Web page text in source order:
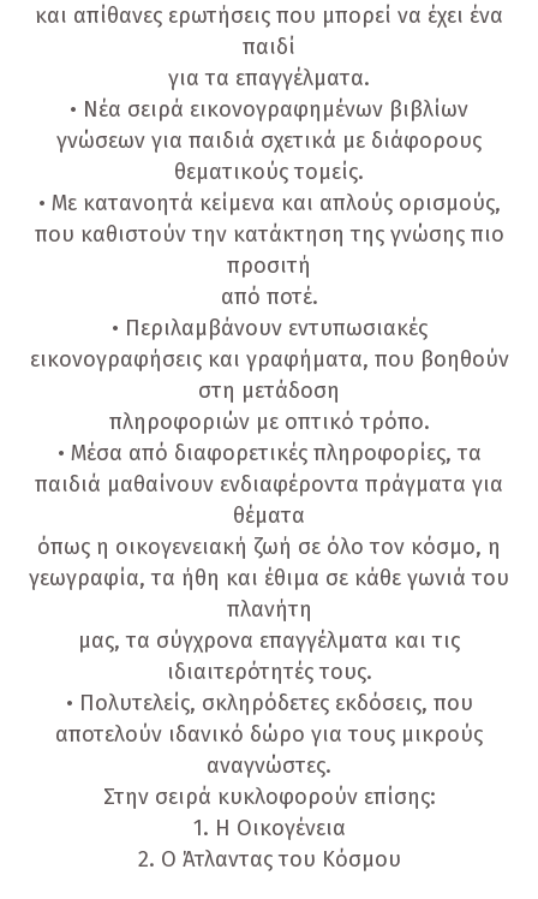
και απίθανες ερωτήσεις που μπορεί να έχει ένα
παιδί
για τα επαγγέλματα.
• Νέα σειρά εικονογραφημένων βιβλίων
γνώσεων για παιδιά σχετικά με διάφορους
θεματικούς τομείς.
• Με κατανοητά κείμενα και απλούς ορισμούς,
που καθιστούν την κατάκτηση της γνώσης πιο
προσιτή
από ποτέ.
• Περιλαμβάνουν εντυπωσιακές
εικονογραφήσεις και γραφήματα, που βοηθούν
στη μετάδοση
πληροφοριών με οπτικό τρόπο.
• Μέσα από διαφορετικές πληροφορίες, τα
παιδιά μαθαίνουν ενδιαφέροντα πράγματα για
θέματα
όπως η οικογενειακή ζωή σε όλο τον κόσμο, η
γεωγραφία, τα ήθη και έθιμα σε κάθε γωνιά του
πλανήτη
μας, τα σύγχρονα επαγγέλματα και τις
ιδιαιτερότητές τους.
• Πολυτελείς, σκληρόδετες εκδόσεις, που
αποτελούν ιδανικό δώρο για τους μικρούς
αναγνώστες.
Στην σειρά κυκλοφορούν επίσης:
1. Η Οικογένεια
2. Ο Άτλαντας του Κόσμου